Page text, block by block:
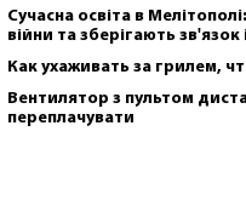
Сучасна освіта в
війни та зберігають
Как ухаживать за грилем,
Вентилятор з пультом
переплачувати